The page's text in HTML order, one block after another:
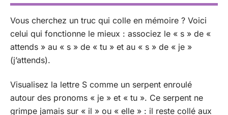
Vous cherchez un truc qui colle en mémoire ? Voici
celui qui fonctionne le mieux : associez le « s » de «
attends » au « s » de « tu » et au « s » de « je »
(j’attends).
Visualisez la lettre S comme un serpent enroulé
autour des pronoms « je » et « tu ». Ce serpent ne
grimpe jamais sur « il » ou « elle » : il reste collé aux